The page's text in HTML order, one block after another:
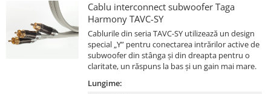
Cablu interconnect subwoofer Taga
Harmony TAVC-SY
Cablurile din seria TAVC-SY utilizează un design
special „Y” pentru conectarea intrărilor active de
subwoofer din stânga și din dreapta pentru o
claritate, un răspuns la bas și un gain mai mare.
Lungime: